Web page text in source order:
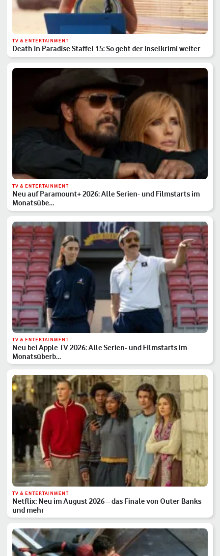
TV & ENTERTAINMENT
Death in Paradise Staffel 15: So geht der Inselkrimi weiter
TV & ENTERTAINMENT
Neu auf Paramount+ 2026: Alle Serien- und Filmstarts im
Monatsübe…
TV & ENTERTAINMENT
Neu bei Apple TV 2026: Alle Serien- und Filmstarts im
Monatsüberb…
TV & ENTERTAINMENT
Netflix: Neu im August 2026 – das Finale von Outer Banks
und mehr